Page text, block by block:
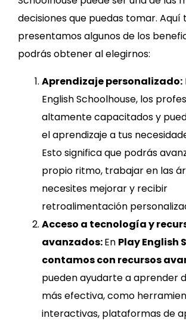
decisiones que puedas tomar. Aquí
presentamos algunos de los
podrás obtener al elegirnos:
Aprendizaje personalizado:
English Schoolhouse, los
altamente capacitados y
el aprendizaje a tus
Esto significa que podrás
propio ritmo, trabajar en las
necesites mejorar y recibir
retroalimentación
Acceso a tecnología y
avanzados:En Play English
contamos con recursos
pueden ayudarte a aprender
más efectiva, como
interactivas, plataformas de